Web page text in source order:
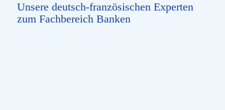
Unsere deutsch-französischen Experten
zum Fachbereich Banken